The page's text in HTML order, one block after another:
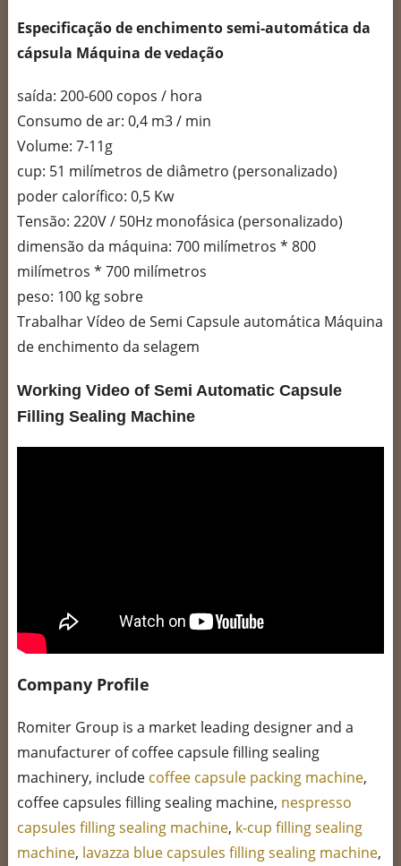
Especificação de enchimento semi-automática da
cápsula Máquina de vedação
saída: 200-600 copos / hora
Consumo de ar: 0,4 m3 / min
Volume: 7-11g
cup: 51 milímetros de diâmetro (personalizado)
poder calorífico: 0,5 Kw
Tensão: 220V / 50Hz monofásica (personalizado)
dimensão da máquina: 700 milímetros * 800
milímetros * 700 milímetros
peso: 100 kg sobre
Trabalhar Vídeo de Semi Capsule automática Máquina
de enchimento da selagem
Working Video of Semi Automatic Capsule
Filling Sealing Machine
Company Profile
Romiter Group is a market leading designer and a
manufacturer of coffee capsule filling sealing
machinery, include coffee capsule packing machine,
coffee capsules filling sealing machine, nespresso
capsules filling sealing machine, k-cup filling sealing
machine, lavazza blue capsules filling sealing machine,